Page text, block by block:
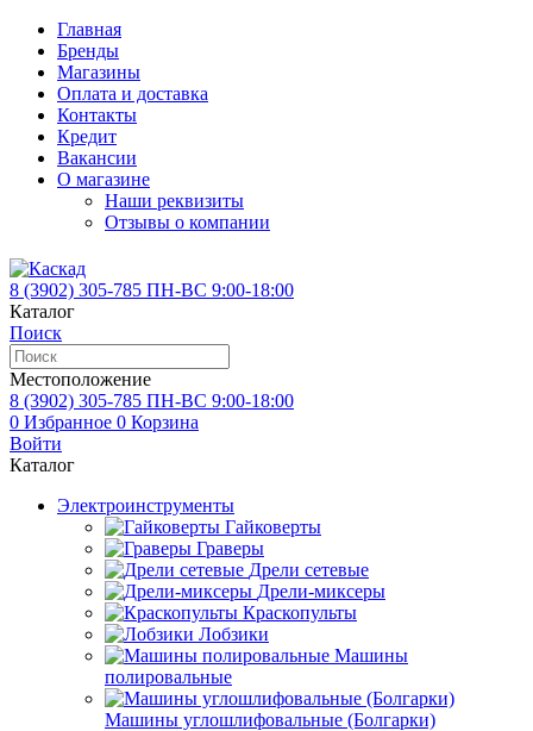
Главная
Бренды
Магазины
Оплата и доставка
Контакты
Кредит
Вакансии
О магазине
Наши реквизиты
Отзывы о компании
8 (3902) 305-785 ПН-ВС 9:00-18:00
Каталог
Поиск
Местоположение
8 (3902) 305-785 ПН-ВС 9:00-18:00
0 Избранное 0 Корзина
Войти
Каталог
Электроинструменты
Гайковерты
Граверы
Дрели сетевые
Дрели-миксеры
Краскопульты
Лобзики
Машины
полировальные
Машины углошлифовальные (Болгарки)